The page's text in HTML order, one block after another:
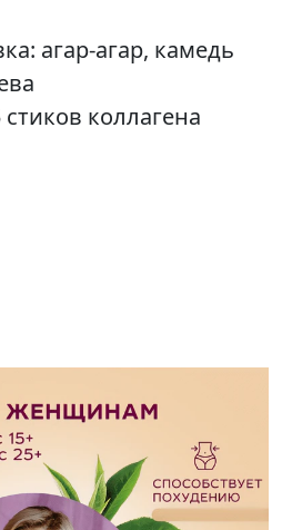
агар-агар, камедь
коллагена